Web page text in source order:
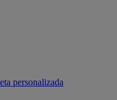
personalizada